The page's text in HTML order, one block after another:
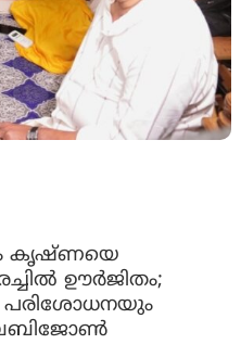
കൃഷ്ണയെ
ഊർജിതം;